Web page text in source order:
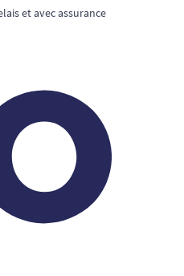
et avec assurance